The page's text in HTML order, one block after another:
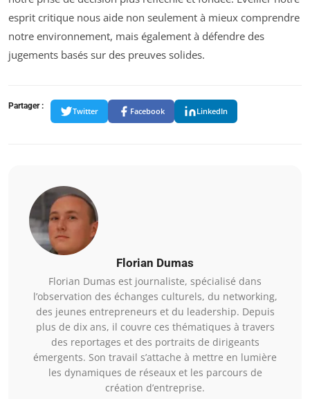
esprit critique nous aide non seulement à mieux comprendre
notre environnement, mais également à défendre des
jugements basés sur des preuves solides.
Partager :
Twitter Facebook LinkedIn
Florian Dumas
Florian Dumas est journaliste, spécialisé dans
l’observation des échanges culturels, du networking,
des jeunes entrepreneurs et du leadership. Depuis
plus de dix ans, il couvre ces thématiques à travers
des reportages et des portraits de dirigeants
émergents. Son travail s’attache à mettre en lumière
les dynamiques de réseaux et les parcours de
création d’entreprise.